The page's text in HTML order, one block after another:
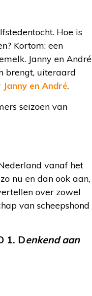
Hoe is
Kortom: een
Janny en André
brengt, uiteraard
en André.
seizoen van
vanaf het
nu en dan ook aan,
over zowel
van scheepshond
1. Denkend aan